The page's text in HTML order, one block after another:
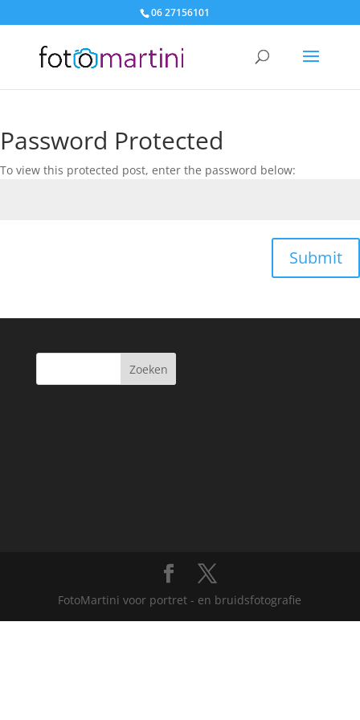
06 27156101
Password Protected
To view this protected post, enter the password below:
Submit
FotoMartini voor portret - en bruidsfotografie